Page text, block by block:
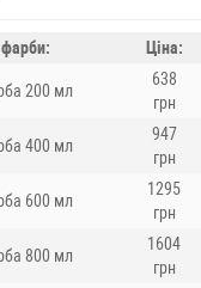
Ціна:
200 мл
638
грн
400 мл
947
грн
600 мл
1295
грн
800 мл
1604
грн